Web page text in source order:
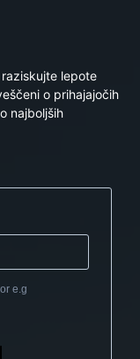
lepote
o prihajajočih
najboljših
e.g